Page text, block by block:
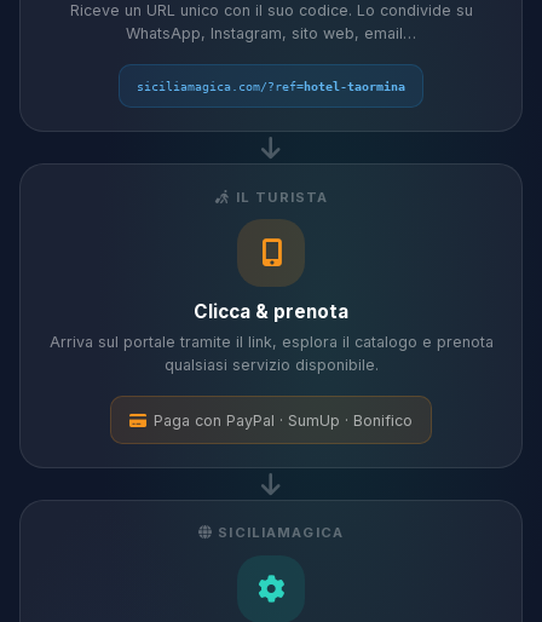
Riceve un URL unico con il suo codice. Lo condivide su
WhatsApp, Instagram, sito web, email…
siciliamagica.com/?ref=hotel-taormina
IL TURISTA
Clicca & prenota
Arriva sul portale tramite il link, esplora il catalogo e prenota
qualsiasi servizio disponibile.
Paga con PayPal · SumUp · Bonifico
SICILIAMAGICA